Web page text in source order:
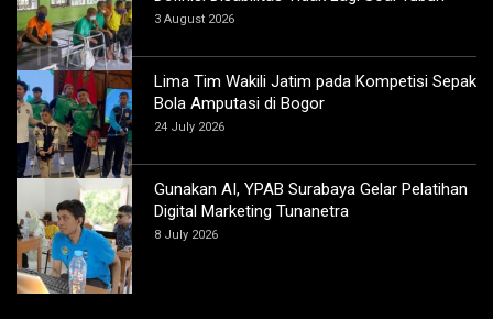
3 August 2026
Lima Tim Wakili Jatim pada Kompetisi Sepak
Bola Amputasi di Bogor
24 July 2026
Gunakan AI, YPAB Surabaya Gelar Pelatihan
Digital Marketing Tunanetra
8 July 2026